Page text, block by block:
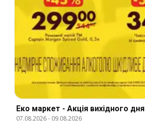
Еко маркет - Акція вихідного дня
07.08.2026- 09.08.2026